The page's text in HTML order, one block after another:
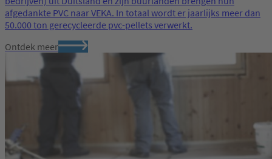
afgedankte PVC naar VEKA. In totaal wordt er jaarlijks meer dan
50.000 ton gerecycleerde pvc-pellets verwerkt.
Ontdek meer